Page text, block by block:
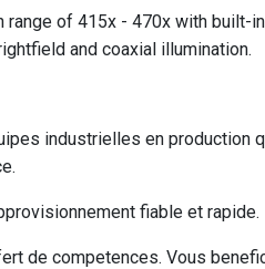
of 415x - 470x with built-
and coaxial illumination.
industrielles en production
fiable et rapide.
de competences. Vous